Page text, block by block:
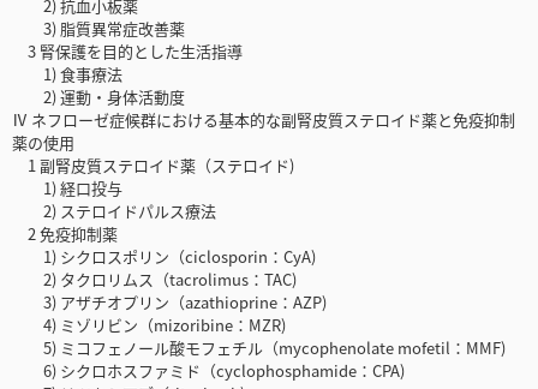
2) 抗血小板薬
3) 脂質異常症改善薬
3 腎保護を目的とした生活指導
1) 食事療法
2) 運動・身体活動度
Ⅳ ネフローゼ症候群における基本的な副腎皮質ステロイド薬と免疫抑制
薬の使用
1 副腎皮質ステロイド薬（ステロイド)
1) 経口投与
2) ステロイドパルス療法
2 免疫抑制薬
1) シクロスポリン（ciclosporin：CyA)
2) タクロリムス（tacrolimus：TAC)
3) アザチオプリン（azathioprine：AZP)
4) ミゾリビン（mizoribine：MZR)
5) ミコフェノール酸モフェチル（mycophenolate mofetil：MMF)
6) シクロホスファミド（cyclophosphamide：CPA)